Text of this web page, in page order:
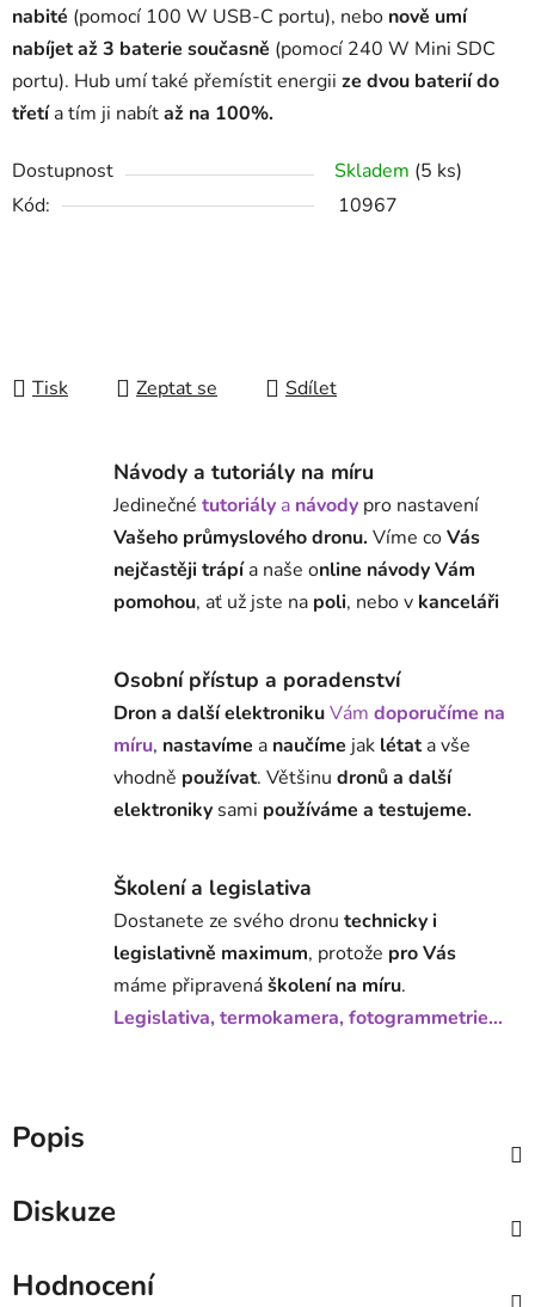
nabité (pomocí 100 W USB-C portu), nebo nově umí
nabíjet až 3 baterie současně (pomocí 240 W Mini SDC
portu). Hub umí také přemístit energii ze dvou bateriído
třetía tím ji nabítaž na 100%.
Dostupnost Skladem (5 ks)
Kód:
10967
Tisk Zeptat se Sdílet
Návody a tutoriály na míru
Jedinečné tutoriály a návody pro nastavení
Vašeho průmyslového dronu. Víme coVás
nejčastěji trápía naše online návody Vám
pomohou, ať už jste na poli, nebo v kanceláři
Osobní přístup a poradenství
Dron a další elektronikuVám doporučíme na
míru, nastavíme a naučíme jak létata vše
vhodně používat. Většinu dronů a další
elektroniky sami používáme a testujeme.
Školení a legislativa
Dostanete ze svého dronu technicky i
legislativně maximum, protože pro Vás
máme připravenáškolení na míru.
Legislativa, termokamera, fotogrammetrie...
Popis
Diskuze
Hodnocení